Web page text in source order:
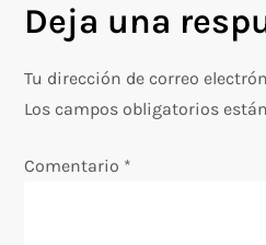
g
a
Deja una
Tu dirección de correo
Los campos obligatorios
Comentario *